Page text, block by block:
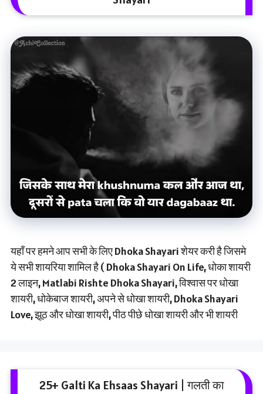
यहाँ पर हमने आप सभी के लिए Dhoka Shayari शेयर करी है जिसमे
ये सभी शायरिया शामिल है ( Dhoka Shayari On Life, धोका शायरी
2 लाइन, Matlabi Rishte Dhoka Shayari, विश्वास पर धोखा
शायरी, धोकेबाज शायरी, अपने से धोखा शायरी, Dhoka Shayari
Love, झूठ और धोखा शायरी, पीठ पीछे धोखा शायरी और भी शायरी
25+ Galti Ka Ehsaas Shayari | गलती का